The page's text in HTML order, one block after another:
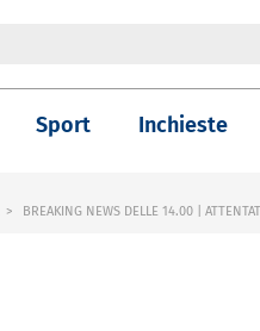
Sport Inchieste
BREAKING NEWS DELLE 14.00 |